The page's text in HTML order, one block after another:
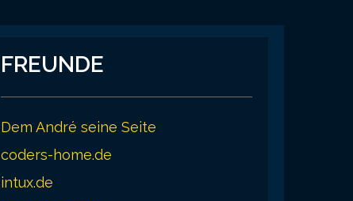
FREUNDE
Dem André seine Seite
coders-home.de
intux.de